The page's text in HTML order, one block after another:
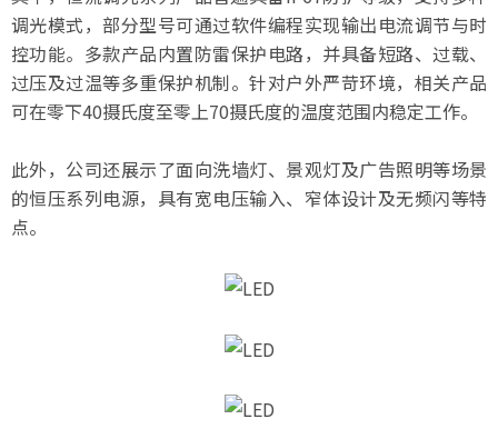
调光模式，部分型号可通过软件编程实现输出电流调节与时
控功能。多款产品内置防雷保护电路，并具备短路、过载、
过压及过温等多重保护机制。针对户外严苛环境，相关产品
可在零下40摄氏度至零上70摄氏度的温度范围内稳定工作。
此外，公司还展示了面向洗墙灯、景观灯及广告照明等场景
的恒压系列电源，具有宽电压输入、窄体设计及无频闪等特
点。